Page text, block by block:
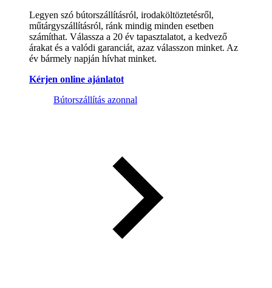
Legyen szó bútorszállításról, irodaköltöztetésről,
műtárgyszállításról, ránk mindig minden esetben
számíthat. Válassza a 20 év tapasztalatot, a kedvező
árakat és a valódi garanciát, azaz válasszon minket. Az
év bármely napján hívhat minket.
Kérjen online ajánlatot
Bútorszállítás azonnal